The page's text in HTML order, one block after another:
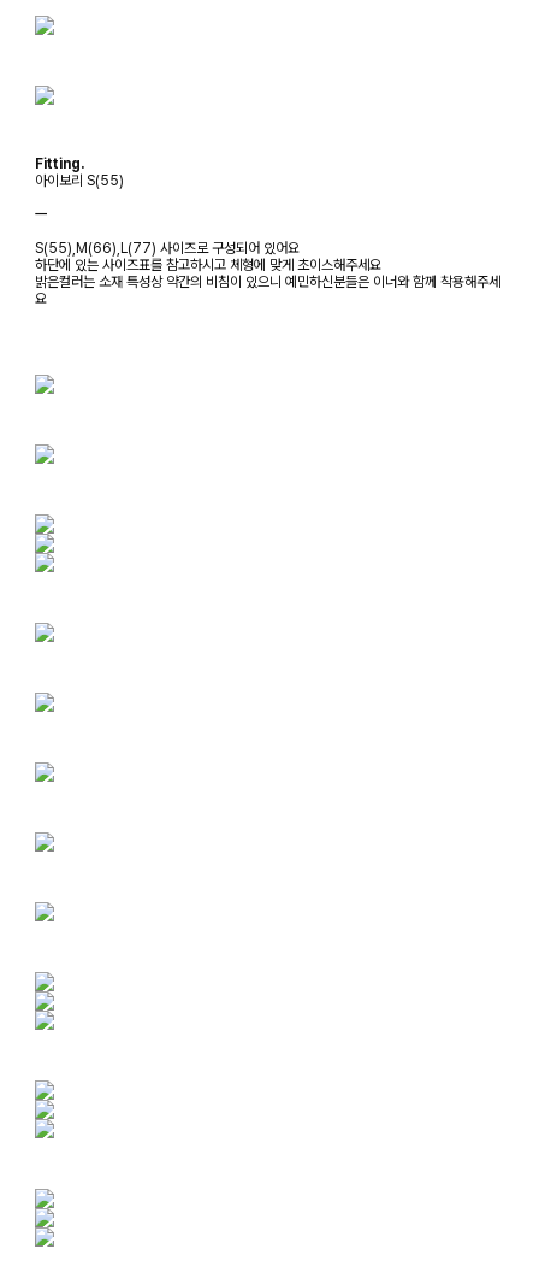
Fitting.
아이보리 S(55)
ㅡ
S(55),M(66),L(77) 사이즈로 구성되어 있어요
하단에 있는 사이즈표를 참고하시고 체형에 맞게 초이스해주세요
밝은컬러는 소재 특성상 약간의 비침이 있으니 예민하신분들은 이너와 함께 착용해주세
요